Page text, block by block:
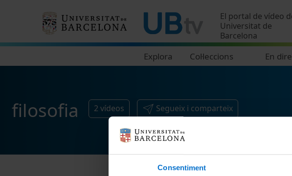
Consentiment
El portal de vídeo
Universitat de
Barcelona
Explora Col·leccions En
filosofia 2 vídeos Segueix i comparteix